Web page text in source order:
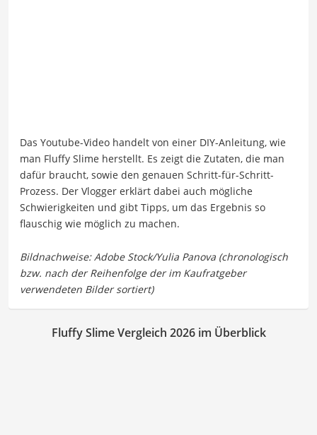
Das Youtube-Video handelt von einer DIY-Anleitung, wie
man Fluffy Slime herstellt. Es zeigt die Zutaten, die man
dafür braucht, sowie den genauen Schritt-für-Schritt-
Prozess. Der Vlogger erklärt dabei auch mögliche
Schwierigkeiten und gibt Tipps, um das Ergebnis so
flauschig wie möglich zu machen.
Fluffy Slime Vergleich 2026 im Überblick